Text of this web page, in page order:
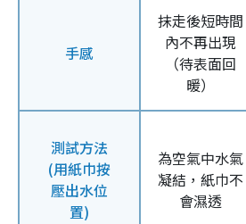
手感
抹走後短時間
內不再出現
（待表面回
暖）
測試方法
(用紙巾按
壓出水位
置)
為空氣中水氣
凝結，紙巾不
會濕透